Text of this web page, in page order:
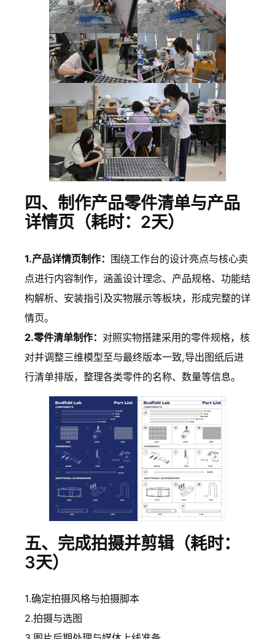
四、制作产品零件清单与产品
详情页（耗时：2天）
1.产品详情页制作： 围绕工作台的设计亮点与核心卖
点进行内容制作，涵盖设计理念、产品规格、功能结
构解析、安装指引及实物展示等板块，形成完整的详
情页。
2.零件清单制作： 对照实物搭建采用的零件规格，核
对并调整三维模型至与最终版本一致,导出图纸后进
行清单排版，整理各类零件的名称、数量等信息。
五、完成拍摄并剪辑（耗时：
3天）
1.确定拍摄风格与拍摄脚本
2.拍摄与选图